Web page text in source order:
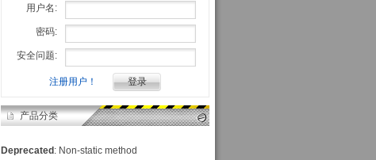
用户名:
密码:
安全问题:
注册用户！
产品分类
Deprecated : Non-static method